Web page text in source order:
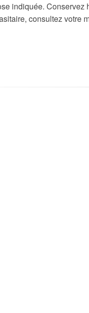
indiquée. Conservez
consultez votre